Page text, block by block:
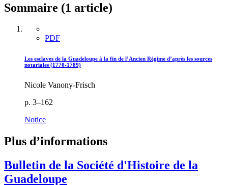
Sommaire (1 article)
PDF
Les esclaves de la Guadeloupe à la fin de l’Ancien Régime d’après les sources
notariales (1770-1789)
Nicole Vanony-Frisch
p. 3–162
Notice
Plus d’informations
Bulletin de la Société d'Histoire de la
Guadeloupe